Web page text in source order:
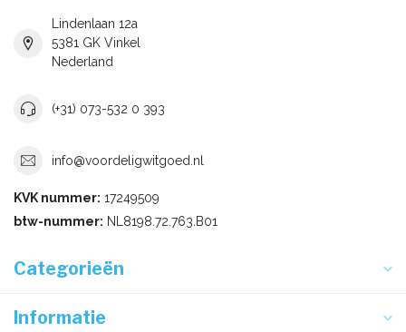
Lindenlaan 12a
5381 GK Vinkel
Nederland
(+31) 073-532 0 393
info@voordeligwitgoed.nl
KVK nummer: 17249509
btw-nummer: NL8198.72.763.B01
Categorieën
Informatie